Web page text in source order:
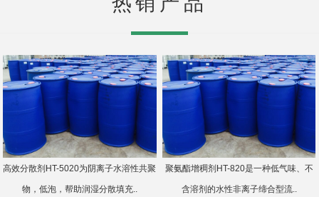
高效分散剂HT-5020为阴离子水溶性共聚
物，低泡，帮助润湿分散填充..
聚氨酯增稠剂HT-820是一种低气味、不
含溶剂的水性非离子缔合型流..